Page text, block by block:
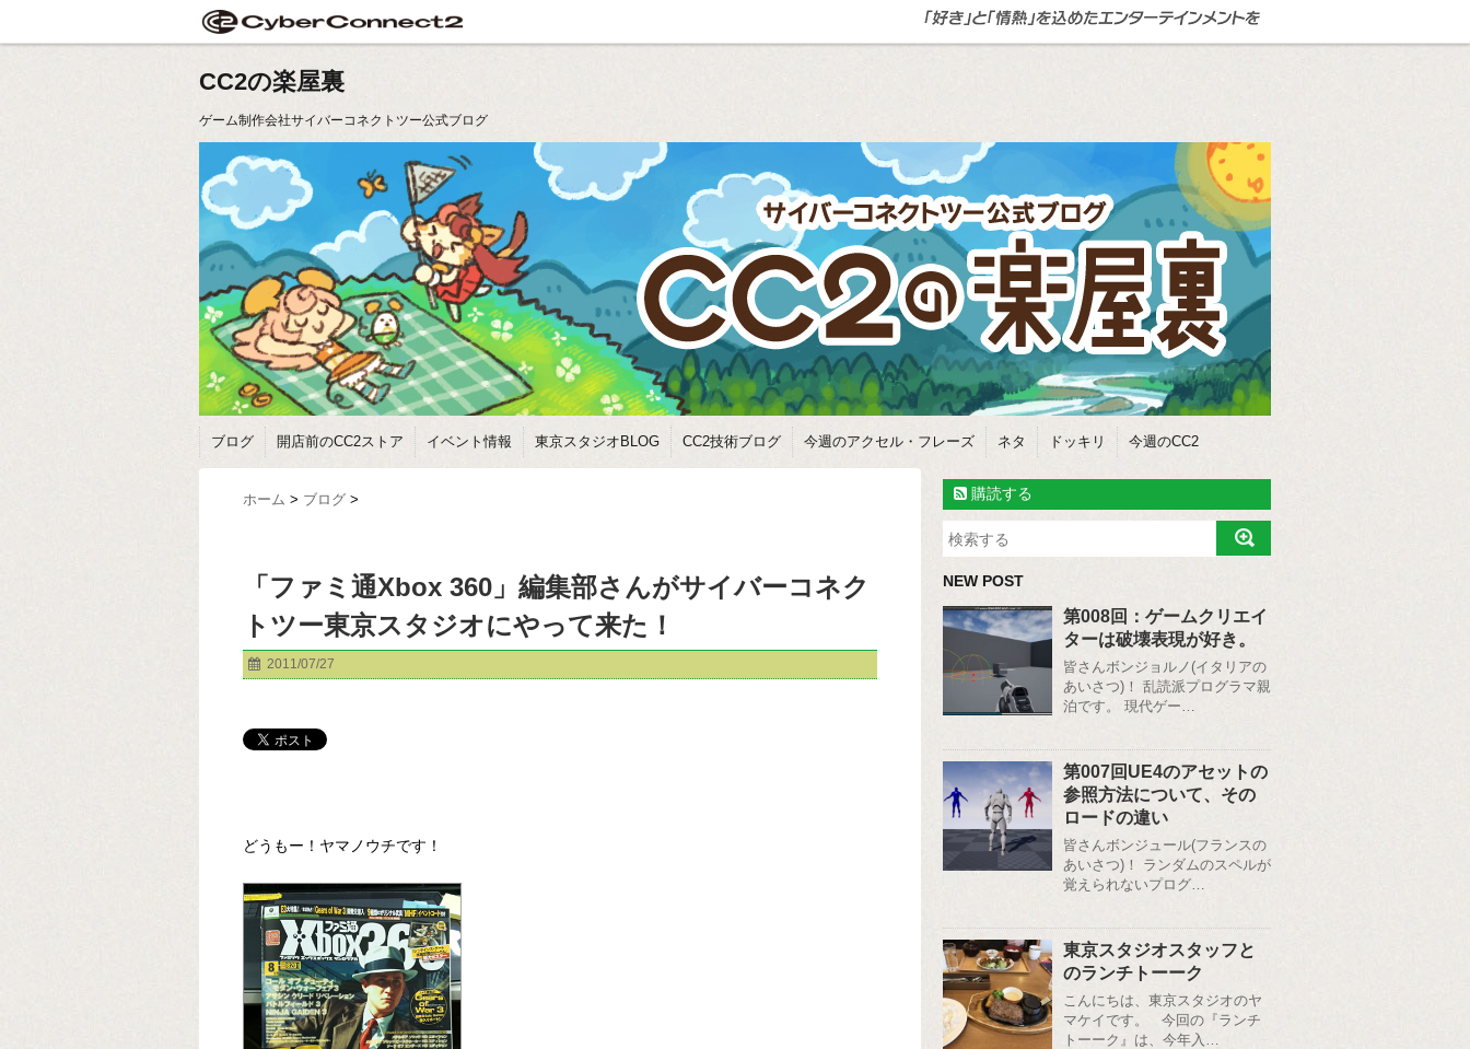
CC2の楽屋裏
ゲーム制作会社サイバーコネクトツー公式ブログ
ブログ 開店前のCC2ストア イベント情報 東京スタジオBLOG CC2技術ブログ 今週のアクセル・フレーズ ネタ ドッキリ 今週のCC2
ホーム > ブログ >
「ファミ通Xbox 360」編集部さんがサイバーコネク
トツー東京スタジオにやって来た！
2011/07/27
どうもー！ヤマノウチです！
購読する
NEW POST
第008回：ゲームクリエイ
ターは破壊表現が好き。
皆さんボンジョルノ(イタリアの
あいさつ)！ 乱読派プログラマ親
泊です。 現代ゲー…
第007回UE4のアセットの
参照方法について、その
ロードの違い
皆さんボンジュール(フランスの
あいさつ)！ ランダムのスペルが
覚えられないプログ…
東京スタジオスタッフと
のランチトーーク
こんにちは、東京スタジオのヤ
マケイです。 今回の『ランチ
トーーク』は、今年入…